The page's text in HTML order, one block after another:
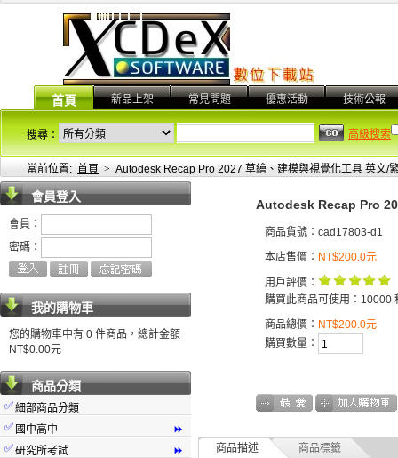
首頁 新品上架 常見問題 優惠活動 技術公報
搜尋： 高級搜索
當前位置: 首頁 > Autodesk Recap Pro 2027 草繪、建模與視覺化工具 英文/
會員登入
會員：
密碼：
我的購物車
您的購物車中有 0 件商品，總計金額
NT$0.00元
商品分類
✅細部商品分類
⏩
✅ 國中高中
⏩
✅研究所考試
Autodesk Recap Pro
商品貨號：cad17803-d1
本店售價： NT$200.0元
用戶評價：
購買此商品可使用：10000
商品總價： NT$200.0元
購買數量：
商品描述 商品標籤